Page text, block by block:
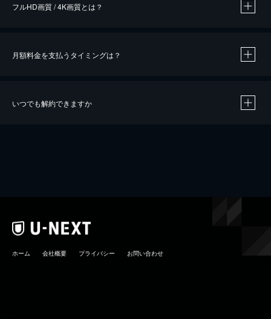
※40％ポイント還元の対象は、クレジットカード決済による作品の購入 / レンタルです。
フルHD画質 / 4K画質とは？
月額料金を支払うタイミングは？
いつでも解約できますか
ホーム 会社概要 プライバシー お問い合わせ